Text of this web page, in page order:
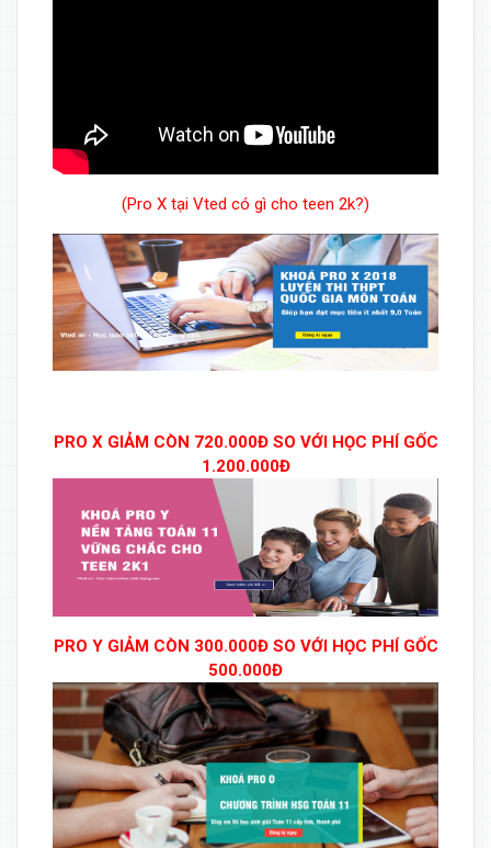
(Pro X tại Vted có gì cho teen 2k?)
PRO X GIẢM CÒN 720.000Đ SO VỚI HỌC PHÍ GỐC
1.200.000Đ
PRO Y GIẢM CÒN 300.000Đ SO VỚI HỌC PHÍ GỐC
500.000Đ